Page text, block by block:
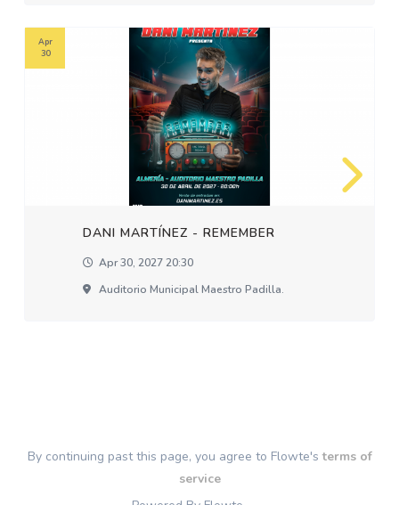
DANI MARTÍNEZ - REMEMBER
Apr 30, 2027 20:30
Auditorio Municipal Maestro Padilla.
Apr
30
By continuing past this page, you agree to Flowte'sterms of
service